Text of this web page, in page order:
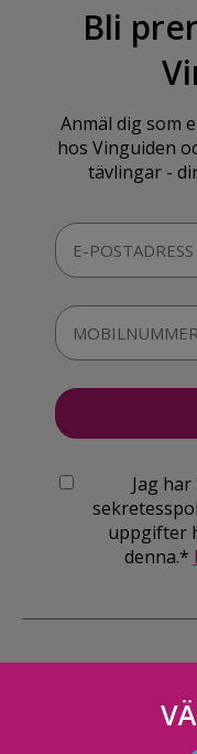
Bli
Anmäl dig som
hos Vinguiden
tävlingar -
Jag
uppgifter
denna.*